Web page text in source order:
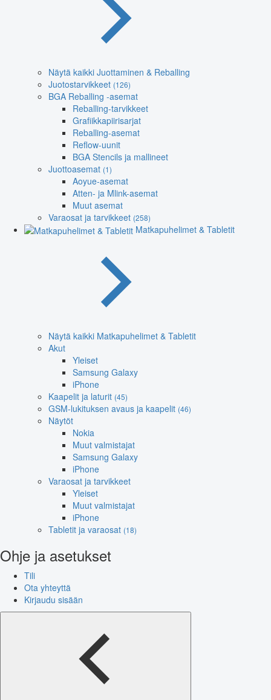
Näytä kaikki Juottaminen & Reballing
Juotostarvikkeet (126)
BGA Reballing -asemat
Reballing-tarvikkeet
Grafiikkapiirisarjat
Reballing-asemat
Reflow-uunit
BGA Stencils ja mallineet
Juottoasemat (1)
Aoyue-asemat
Atten- ja Mlink-asemat
Muut asemat
Varaosat ja tarvikkeet (258)
Matkapuhelimet & Tabletit
Näytä kaikki Matkapuhelimet & Tabletit
Akut
Yleiset
Samsung Galaxy
iPhone
Kaapelit ja laturit (45)
GSM-lukituksen avaus ja kaapelit (46)
Näytöt
Nokia
Muut valmistajat
Samsung Galaxy
iPhone
Varaosat ja tarvikkeet
Yleiset
Muut valmistajat
iPhone
Tabletit ja varaosat (18)
Ohje ja asetukset
Tili
Ota yhteyttä
Kirjaudu sisään